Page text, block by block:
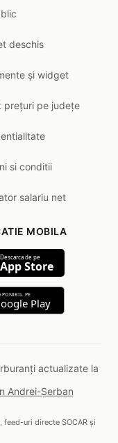
deschis
și widget
prețuri pe județe
si conditii
salariu net
MOBILA
Descarca de pe
App Store
PE
Play
actualizate la
Andrei-Șerban
, feed-uri directe SOCAR și